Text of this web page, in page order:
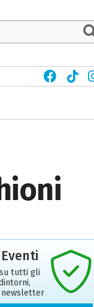
tutti gli
newsletter